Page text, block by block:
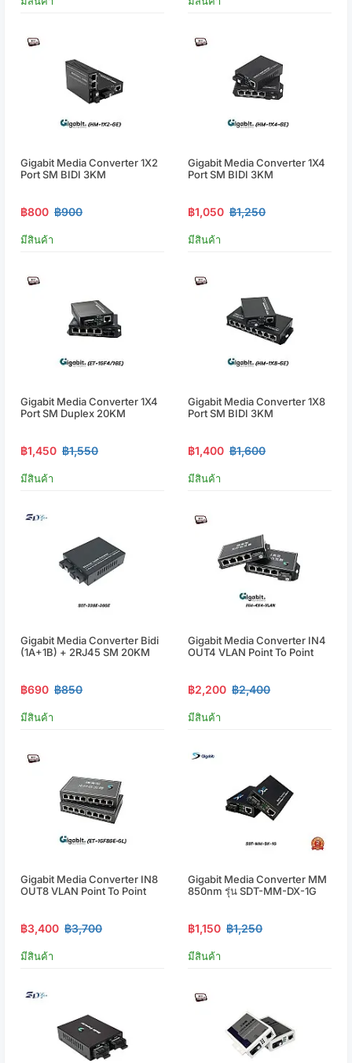
Gigabit Media Converter 1X2
Port SM BIDI 3KM
฿800 ฿900
มีสินค้า
Gigabit Media Converter 1X4
Port SM BIDI 3KM
฿1,050 ฿1,250
มีสินค้า
Gigabit Media Converter 1X4
Port SM Duplex 20KM
฿1,450 ฿1,550
มีสินค้า
Gigabit Media Converter 1X8
Port SM BIDI 3KM
฿1,400 ฿1,600
มีสินค้า
Gigabit Media Converter Bidi
(1A+1B) + 2RJ45 SM 20KM
฿690 ฿850
มีสินค้า
Gigabit Media Converter IN4
OUT4 VLAN Point To Point
฿2,200 ฿2,400
มีสินค้า
Gigabit Media Converter IN8
OUT8 VLAN Point To Point
฿3,400 ฿3,700
มีสินค้า
Gigabit Media Converter MM
850nm รุ่น SDT-MM-DX-1G
฿1,150 ฿1,250
มีสินค้า